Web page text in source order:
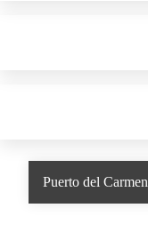
Puerto del Carmen